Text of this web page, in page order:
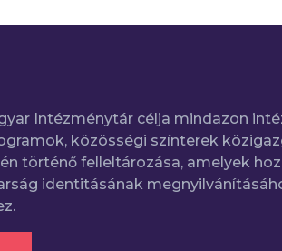
Intézménytár célja mindazon
közösségi színterek
történő felleltározása, amelyek
identitásának